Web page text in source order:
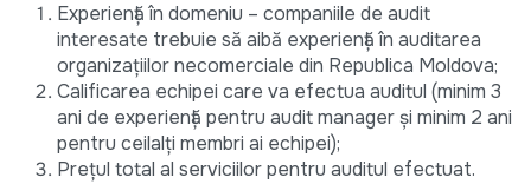
Experiență în domeniu – companiile de audit
interesate trebuie să aibă experiență în auditarea
organizațiilor necomerciale din Republica Moldova;
Calificarea echipei care va efectua auditul (minim 3
ani de experiență pentru audit manager și minim 2 ani
pentru ceilalți membri ai echipei);
Prețul total al serviciilor pentru auditul efectuat.